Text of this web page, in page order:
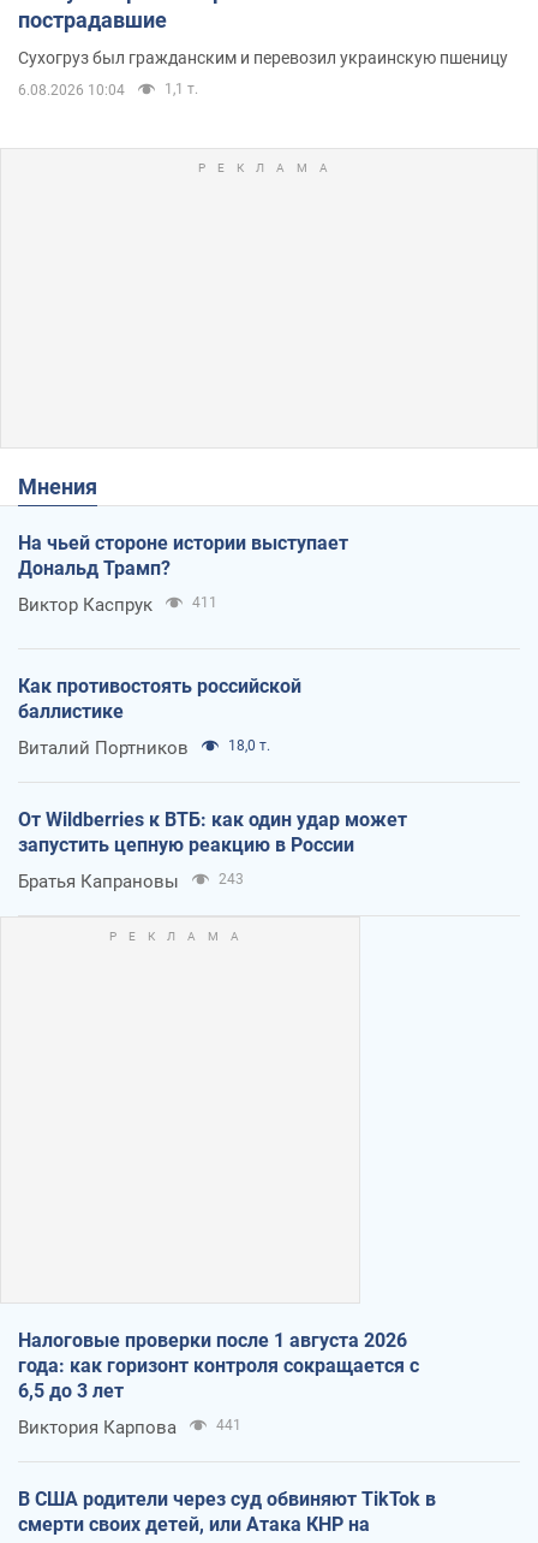
пострадавшие
Сухогруз был гражданским и перевозил украинскую пшеницу
6.08.2026 10:04 1,1 т.
Мнения
На чьей стороне истории выступает
Дональд Трамп?
Виктор Каспрук 411
Как противостоять российской
баллистике
Виталий Портников 18,0 т.
От Wildberries к ВТБ: как один удар может
запустить цепную реакцию в России
Братья Капрановы 243
Налоговые проверки после 1 августа 2026
года: как горизонт контроля сокращается с
6,5 до 3 лет
Виктория Карпова 441
В США родители через суд обвиняют TikTok в
смерти своих детей, или Атака КНР на